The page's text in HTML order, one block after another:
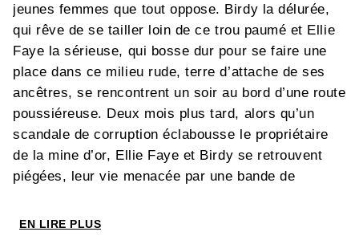
jeunes femmes que tout oppose. Birdy la délurée,
qui rêve de se tailler loin de ce trou paumé et Ellie
Faye la sérieuse, qui bosse dur pour se faire une
place dans ce milieu rude, terre d’attache de ses
ancêtres, se rencontrent un soir au bord d’une route
poussiéreuse. Deux mois plus tard, alors qu’un
scandale de corruption éclabousse le propriétaire
de la mine d’or, Ellie Faye et Birdy se retrouvent
piégées, leur vie menacée par une bande de
juteux magot, que Birdy considère comme son
EN LIRE PLUS